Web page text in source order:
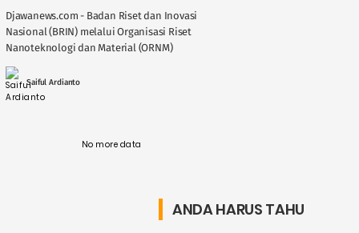
Djawanews.com - Badan Riset dan Inovasi
Nasional (BRIN) melalui Organisasi Riset
Nanoteknologi dan Material (ORNM)
Laser Micromachining untuk mendukung
perkembangan industri ....
Saiful Ardianto
No more data
ANDA HARUS TAHU